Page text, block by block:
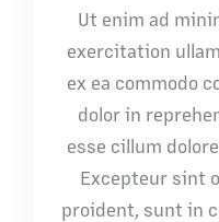
Ut enim ad
exercitation
ex ea commodo
dolor in
esse cillum
Excepteur sint
proident, sunt in